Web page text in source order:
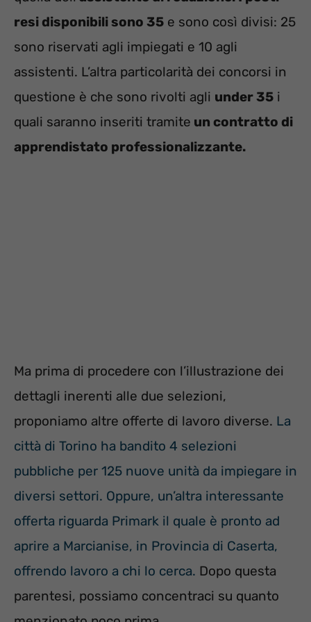
resi disponibili sono 35 e sono così divisi: 25
sono riservati agli impiegati e 10 agli
assistenti. L’altra particolarità dei concorsi in
questione è che sono rivolti agli under 35 i
quali saranno inseriti tramite un contratto di
apprendistato professionalizzante.
Ma prima di procedere con l’illustrazione dei
dettagli inerenti alle due selezioni,
proponiamo altre offerte di lavoro diverse. La
città di Torino ha bandito 4 selezioni
pubbliche per 125 nuove unità da impiegare in
diversi settori. Oppure, un’altra interessante
offerta riguarda Primark il quale è pronto ad
aprire a Marcianise, in Provincia di Caserta,
offrendo lavoro a chi lo cerca. Dopo questa
parentesi, possiamo concentraci su quanto